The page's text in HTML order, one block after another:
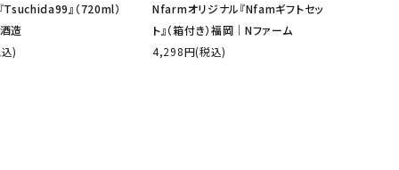
Tsuchida99』（720ml）
造
)
Nfarmオリジナル『Nfamギフトセッ
ト』（箱付き）福岡│Nファーム
4,298円(税込)